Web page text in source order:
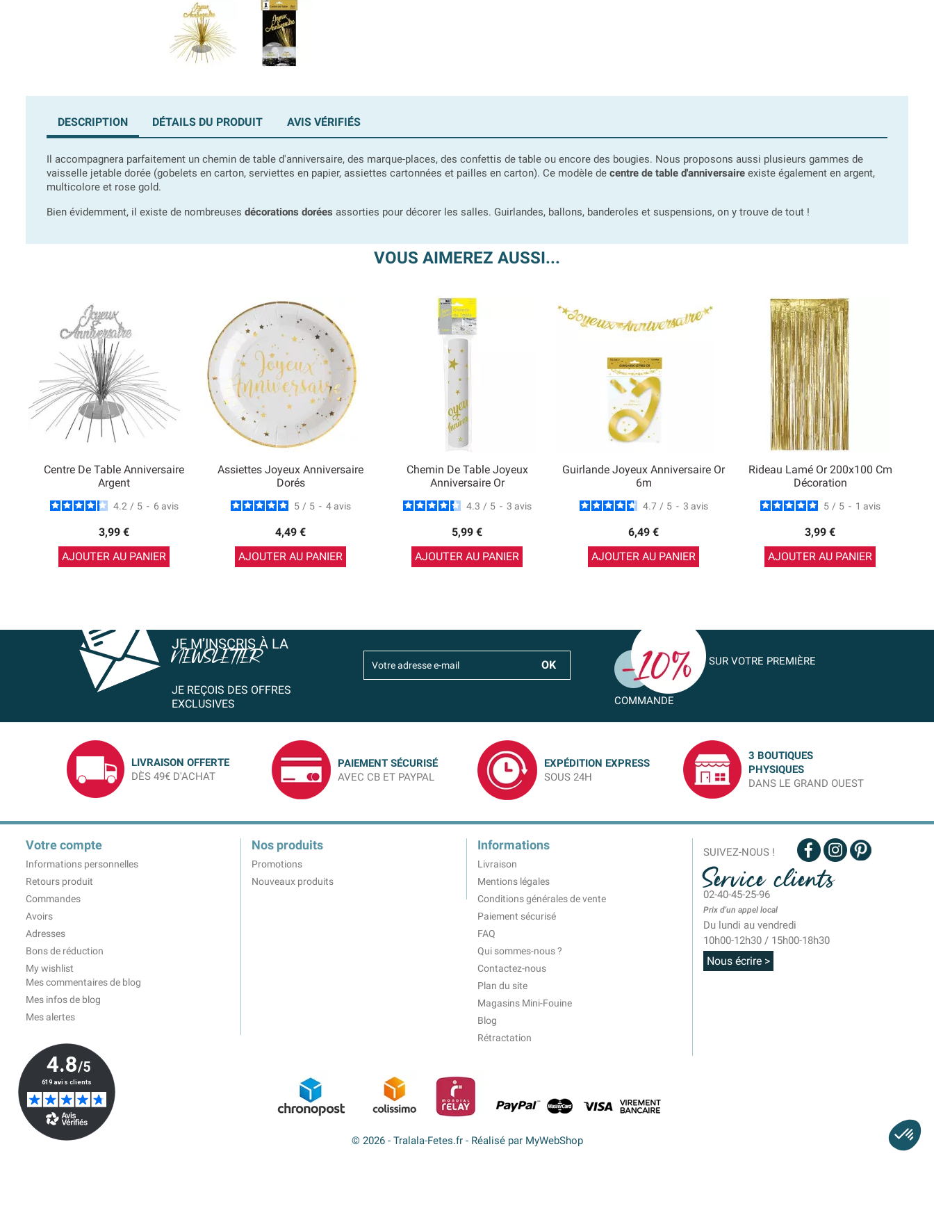
DESCRIPTION DÉTAILS DU PRODUIT AVIS VÉRIFIÉS
Il accompagnera parfaitement un chemin de table d'anniversaire, des marque-places, des confettis de table ou encore des bougies. Nous proposons aussi plusieurs gammes de
vaisselle jetable dorée (gobelets en carton, serviettes en papier, assiettes cartonnées et pailles en carton). Ce modèle de centre de table d'anniversaire existe également en argent,
multicolore et rose gold.
Bien évidemment, il existe de nombreuses décorations dorées assorties pour décorer les salles. Guirlandes, ballons, banderoles et suspensions, on y trouve de tout !
VOUS AIMEREZ AUSSI...
Centre De Table Anniversaire
Argent
4.2 / 5 - 6 avis
3,99 €
AJOUTER AU PANIER
Assiettes Joyeux Anniversaire
Dorés
5 / 5 - 4 avis
4,49 €
AJOUTER AU PANIER
Chemin De Table Joyeux
Anniversaire Or
4.3 / 5 - 3 avis
5,99 €
AJOUTER AU PANIER
Guirlande Joyeux Anniversaire Or
6m
4.7 / 5 - 3 avis
6,49 €
AJOUTER AU PANIER
Rideau Lamé Or 200x100 Cm
Décoration
5 / 5 - 1 avis
3,99 €
AJOUTER AU PANIER
JE M’INSCRIS À LA
NEWSLETTER
JE REÇOIS DES OFFRES
EXCLUSIVES
SUR VOTRE PREMIÈRE
COMMANDE
LIVRAISON OFFERTE
DÈS 49€ D'ACHAT
PAIEMENT SÉCURISÉ
AVEC CB ET PAYPAL
EXPÉDITION EXPRESS
SOUS 24H
3 BOUTIQUES
PHYSIQUES
DANS LE GRAND OUEST
Votre compte
Informations personnelles
Retours produit
Commandes
Avoirs
Adresses
Bons de réduction
My wishlist
Mes commentaires de blog
Mes infos de blog
Mes alertes
Nos produits
Promotions
Nouveaux produits
Informations
Livraison
Mentions légales
Conditions générales de vente
Paiement sécurisé
FAQ
Qui sommes-nous ?
Contactez-nous
Plan du site
Magasins Mini-Fouine
Blog
Rétractation
SUIVEZ-NOUS !
Service clients
02-40-45-25-96
Prix d'un appel local
Du lundi au vendredi
10h00-12h30 / 15h00-18h30
Nous écrire >
© 2026 - Tralala-Fetes.fr - Réalisé par MyWebShop